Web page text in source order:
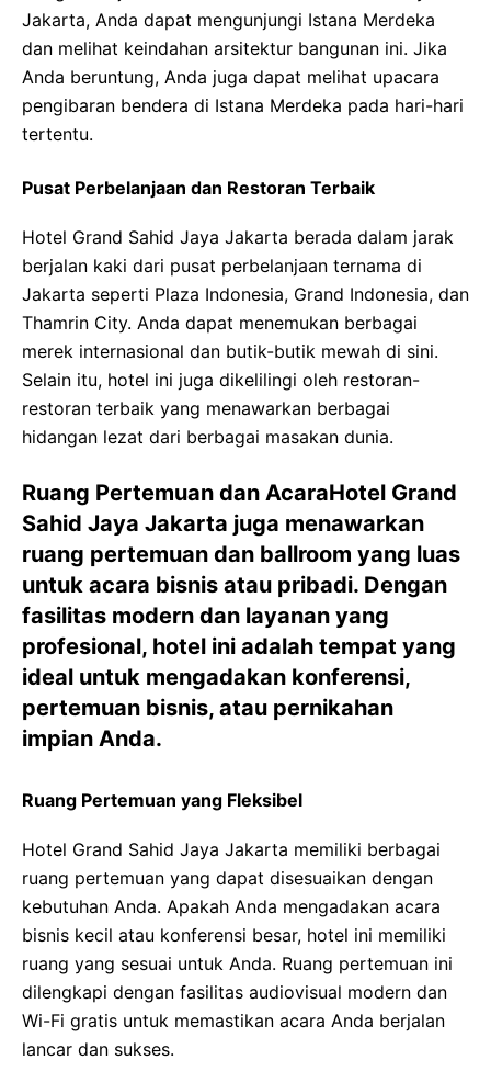
Jakarta, Anda dapat mengunjungi Istana Merdeka
dan melihat keindahan arsitektur bangunan ini. Jika
Anda beruntung, Anda juga dapat melihat upacara
pengibaran bendera di Istana Merdeka pada hari-hari
tertentu.
Pusat Perbelanjaan dan Restoran Terbaik
Hotel Grand Sahid Jaya Jakarta berada dalam jarak
berjalan kaki dari pusat perbelanjaan ternama di
Jakarta seperti Plaza Indonesia, Grand Indonesia, dan
Thamrin City. Anda dapat menemukan berbagai
merek internasional dan butik-butik mewah di sini.
Selain itu, hotel ini juga dikelilingi oleh restoran-
restoran terbaik yang menawarkan berbagai
hidangan lezat dari berbagai masakan dunia.
Ruang Pertemuan dan AcaraHotel Grand
Sahid Jaya Jakarta juga menawarkan
ruang pertemuan dan ballroom yang luas
untuk acara bisnis atau pribadi. Dengan
fasilitas modern dan layanan yang
profesional, hotel ini adalah tempat yang
ideal untuk mengadakan konferensi,
pertemuan bisnis, atau pernikahan
impian Anda.
Ruang Pertemuan yang Fleksibel
Hotel Grand Sahid Jaya Jakarta memiliki berbagai
ruang pertemuan yang dapat disesuaikan dengan
kebutuhan Anda. Apakah Anda mengadakan acara
bisnis kecil atau konferensi besar, hotel ini memiliki
ruang yang sesuai untuk Anda. Ruang pertemuan ini
dilengkapi dengan fasilitas audiovisual modern dan
Wi-Fi gratis untuk memastikan acara Anda berjalan
lancar dan sukses.